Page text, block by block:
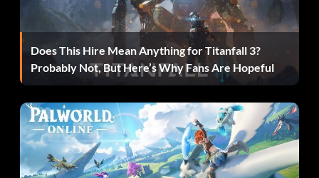
Does This Hire Mean Anything for Titanfall 3?
Probably Not, But Here’s Why Fans Are Hopeful